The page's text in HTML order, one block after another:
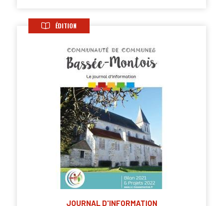
ÉDITION
JOURNAL D'INFORMATION